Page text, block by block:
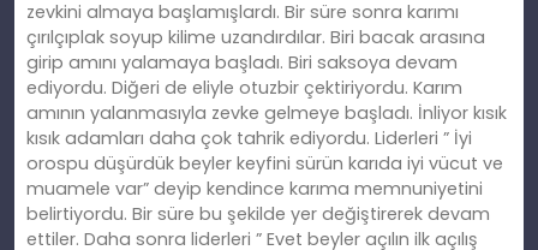
zevkini almaya başlamışlardı. Bir süre sonra karımı
çırılçıplak soyup kilime uzandırdılar. Biri bacak arasına
girip amını yalamaya başladı. Biri saksoya devam
ediyordu. Diğeri de eliyle otuzbir çektiriyordu. Karım
amının yalanmasıyla zevke gelmeye başladı. İnliyor kısık
kısık adamları daha çok tahrik ediyordu. Liderleri ” İyi
orospu düşürdük beyler keyfini sürün karıda iyi vücut ve
muamele var” deyip kendince karıma memnuniyetini
belirtiyordu. Bir süre bu şekilde yer değiştirerek devam
ettiler. Daha sonra liderleri ” Evet beyler açılın ilk açılış